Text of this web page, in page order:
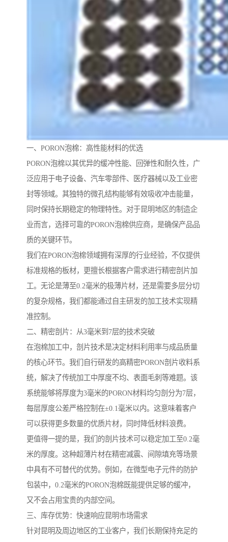
一、PORON泡棉：高性能材料的优选
PORON泡棉以其优异的缓冲性能、回弹性和耐久性，广
泛应用于电子设备、汽车零部件、医疗器械以及工业密
封等领域。其独特的微孔结构能够有效吸收冲击能量，
同时保持长期稳定的物理特性。对于昆明地区的制造企
业而言，选择可靠的PORON泡棉供应商，是确保产品品
质的关键环节。
我们在PORON泡棉领域拥有深厚的行业经验，不仅提供
标准规格的板材，更擅长根据客户需求进行精密剖片加
工。无论是薄至0.2毫米的极薄片材，还是需要多层分切
的复杂规格，我们都能通过自主研发的加工技术实现精
准控制。
二、精密剖片：从3毫米到7层的技术突破
在泡棉加工中，剖片技术是决定材料利用率与成品质量
的核心环节。我们自行研发的高精密PORON剖片收料系
统，解决了传统加工中厚度不均、表面毛刺等难题。该
系统能够将厚度为3毫米的PORON材料均匀剖分为7层，
每层厚度公差严格控制在±0.1毫米以内。这意味着客户
可以获得更多数量的优质片材，同时降低材料浪费。
更值得一提的是，我们的剖片技术可以稳定加工至0.2毫
米的厚度。这种超薄片材在精密减震、间隙填充等场景
中具有不可替代的优势。例如，在微型电子元件的防护
包装中，0.2毫米的PORON泡棉既能提供足够的缓冲，
又不会占用宝贵的内部空间。
三、库存优势：快速响应昆明市场需求
针对昆明及周边地区的工业客户，我们长期保持充足的